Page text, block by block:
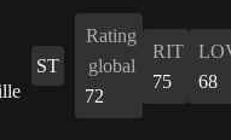
ST
Rating
global
72
RIT
75
68